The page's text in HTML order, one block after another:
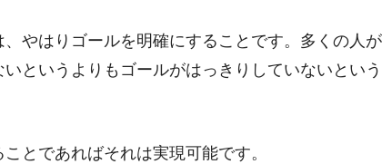
、やはりゴールを明確にすることです。多くの人
というよりもゴールがはっきりしていないとい
とであればそれは実現可能です。